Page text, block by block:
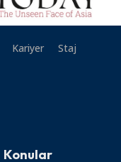
Kariyer
Staj
Konular